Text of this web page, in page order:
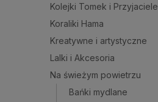
Kolejki Tomek i Przyjaciele
Koraliki Hama
Kreatywne i artystyczne
Lalki i Akcesoria
Na świeżym powietrzu
Bańki mydlane